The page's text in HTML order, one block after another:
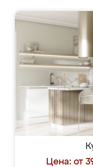
Цена: от